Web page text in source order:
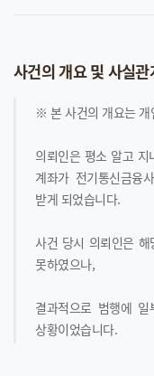
사건의 개요 및 사실관
※ 본 사건의 개요는 개
의뢰인은 평소 알고
계좌가 전기통신금융
받게 되었습니다.
사건 당시 의뢰인은
못하였으나,
결과적으로 범행에
상황이었습니다.